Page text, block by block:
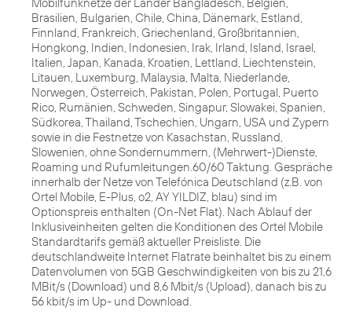
Brasilien, Bulgarien, Chile, China, Dänemark, Estland,
Finnland, Frankreich, Griechenland, Großbritannien,
Hongkong, Indien, Indonesien, Irak, Irland, Island, Israel,
Italien, Japan, Kanada, Kroatien, Lettland, Liechtenstein,
Litauen, Luxemburg, Malaysia, Malta, Niederlande,
Norwegen, Österreich, Pakistan, Polen, Portugal, Puerto
Rico, Rumänien, Schweden, Singapur, Slowakei, Spanien,
Südkorea, Thailand, Tschechien, Ungarn, USA und Zypern
sowie in die Festnetze von Kasachstan, Russland,
Slowenien, ohne Sondernummern, (Mehrwert-)Dienste,
Roaming und Rufumleitungen.60/60 Taktung. Gespräche
innerhalb der Netze von Telefónica Deutschland (z.B. von
Ortel Mobile, E-Plus, o2, AY YILDIZ, blau) sind im
Optionspreis enthalten (On-Net Flat). Nach Ablauf der
Inklusiveinheiten gelten die Konditionen des Ortel Mobile
Standardtarifs gemäß aktueller Preisliste. Die
deutschlandweite Internet Flatrate beinhaltet bis zu einem
Datenvolumen von 5GB Geschwindigkeiten von bis zu 21,6
MBit/s (Download) und 8,6 Mbit/s (Upload), danach bis zu
56 kbit/s im Up- und Download.